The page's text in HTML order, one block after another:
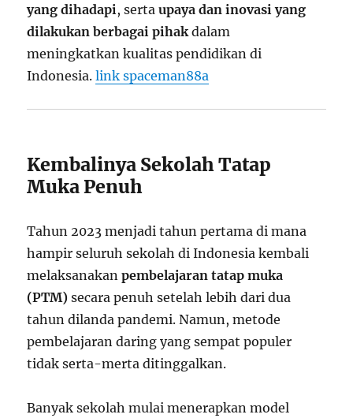
yang dihadapi , sertaupaya dan inovasi yang
dilakukan berbagai pihak dalam
meningkatkan kualitas pendidikan di
Indonesia.link spaceman88a
Kembalinya Sekolah Tatap
Muka Penuh
Tahun 2023 menjadi tahun pertama di mana
hampir seluruh sekolah di Indonesia kembali
melaksanakanpembelajaran tatap muka
(PTM) secara penuh setelah lebih dari dua
tahun dilanda pandemi. Namun, metode
pembelajaran daring yang sempat populer
tidak serta-merta ditinggalkan.
Banyak sekolah mulai menerapkan model